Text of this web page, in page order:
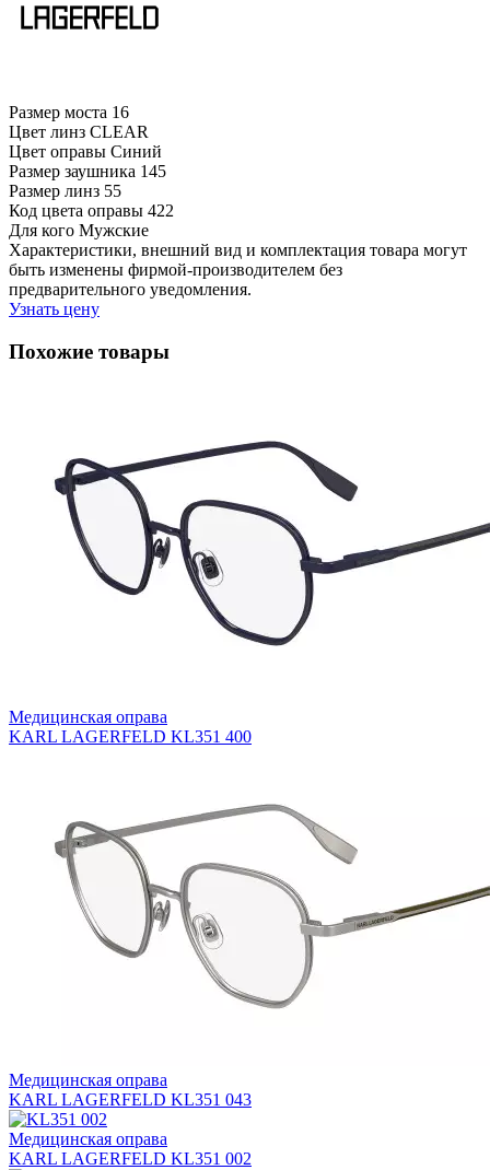
Размер моста 16
Цвет линз CLEAR
Цвет оправы Синий
Размер заушника 145
Размер линз 55
Код цвета оправы 422
Для кого Мужские
Характеристики, внешний вид и комплектация товара могут
быть изменены фирмой-производителем без
предварительного уведомления.
Узнать цену
Похожие товары
Медицинская оправа
KARL LAGERFELD KL351 400
Медицинская оправа
KARL LAGERFELD KL351 043
Медицинская оправа
KARL LAGERFELD KL351 002